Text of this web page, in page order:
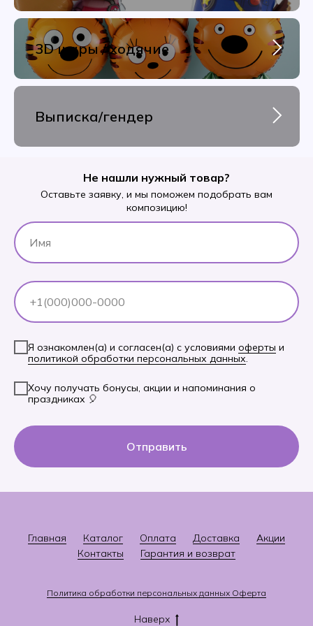
3D шары / ходячие
Выписка/гендер
Не нашли нужный товар?
Оставьте заявку, и мы поможем подобрать вам
композицию!
Я ознакомлен(а) и согласен(а) с условиями оферты и
политикой обработки персональных данных
Хочу получать бонусы, акции и напоминания о
праздниках 🎈
Отправить
Главная Каталог Оплата Доставка
Акции
Контакты
Гарантия и возврат
Политика обработки персональных данных Оферта
Наверх